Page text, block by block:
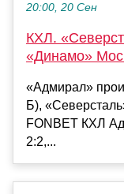
20:00, 20 Сен
КХЛ.
«Динамо»
«Адмирал»
Б),
FONBET КХЛ
2:2,...